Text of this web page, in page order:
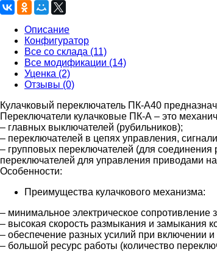
Описание
Конфигуратор
Все со склада (11)
Все модификации (14)
Уценка (2)
Отзывы (0)
Кулачковый переключатель ПК-А40
Переключатели кулачковые ПК-А – это
– главных выключателей (рубильников);
– переключателей в цепях управления,
– групповых переключателей (для соединения
переключателей для управления приводами
Особенности:
Преимущества кулачкового механизма:
– минимальное электрическое сопротивление
– высокая скорость размыкания и замыкания
– обеспечение разных усилий при включении
– большой ресурс работы (количество